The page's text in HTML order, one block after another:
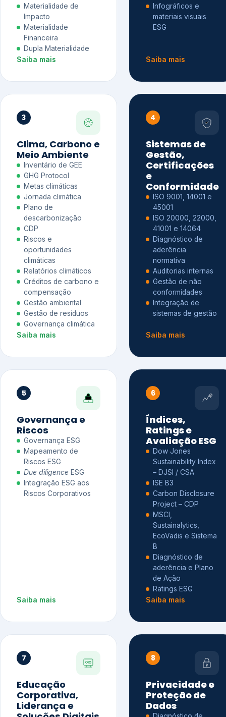
Materialidade de
Impacto
Materialidade
Financeira
Dupla Materialidade
Saiba mais
Infográficos e
materiais visuais
ESG
Saiba mais
3
Clima, Carbono e
Meio Ambiente
Inventário de GEE
GHG Protocol
Metas climáticas
Jornada climática
Plano de
descarbonização
CDP
Riscos e
oportunidades
climáticas
Relatórios climáticos
Créditos de carbono e
compensação
Gestão ambiental
Gestão de resíduos
Governança climática
Saiba mais
4
Sistemas de
Gestão,
Certificações
e
Conformidade
ISO 9001, 14001 e
45001
ISO 20000, 22000,
41001 e 14064
Diagnóstico de
aderência
normativa
Auditorias internas
Gestão de não
conformidades
Integração de
sistemas de gestão
Saiba mais
5
Governança e
Riscos
Governança ESG
Mapeamento de
Riscos ESG
Due diligence ESG
Integração ESG aos
Riscos Corporativos
Saiba mais
6
Índices,
Ratings e
Avaliação ESG
Dow Jones
Sustainability Index
– DJSI / CSA
ISE B3
Carbon Disclosure
Project – CDP
MSCI,
Sustainalytics,
EcoVadis e Sistema
B
Diagnóstico de
aderência e Plano
de Ação
Ratings ESG
Saiba mais
7
Educação
Corporativa,
Liderança e
8
Privacidade e
Proteção de
Dados